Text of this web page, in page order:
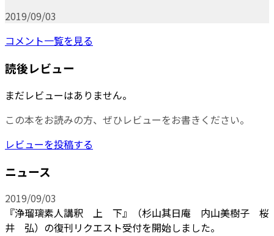
2019/09/03
コメント一覧を見る
読後レビュー
まだレビューはありません。
この本をお読みの方、ぜひレビューをお書きください。
レビューを投稿する
ニュース
2019/09/03
『浄瑠璃素人講釈 上 下』（杉山其日庵 内山美樹子 桜
井 弘）の復刊リクエスト受付を開始しました。